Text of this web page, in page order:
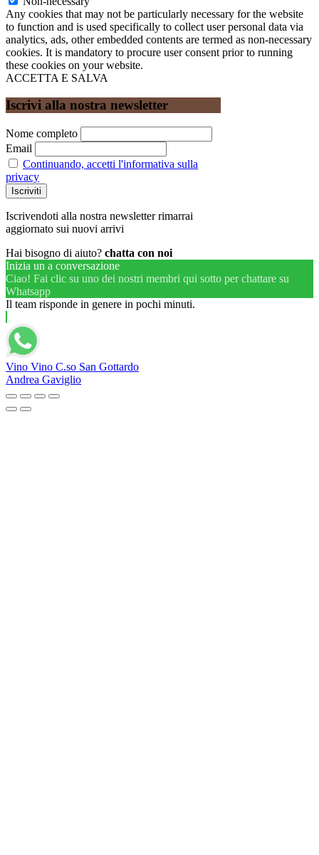
Any cookies that may not be particularly necessary for the website
to function and is used specifically to collect user personal data via
analytics, ads, other embedded contents are termed as non-necessary
cookies. It is mandatory to procure user consent prior to running
these cookies on your website.
ACCETTA E SALVA
Iscrivi alla nostra newsletter
Nome completo
Email
Continuando, accetti l'informativa sulla
privacy
Iscrivendoti alla nostra newsletter rimarrai
aggiornato sui nuovi arrivi
Hai bisogno di aiuto? chatta con noi
Inizia un a conversazione
Ciao! Fai clic su uno dei nostri membri qui sotto per chattare su
Whatsapp
Il team risponde in genere in pochi minuti.
Vino Vino C.so San Gottardo
Andrea Gaviglio